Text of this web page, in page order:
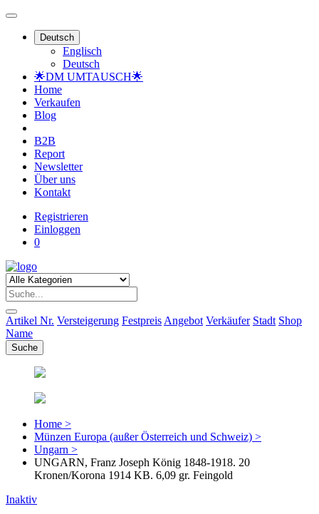
Deutsch
Englisch
Deutsch
🌟DM UMTAUSCH🌟
Home
Verkaufen
Blog
B2B
Report
Newsletter
Über uns
Kontakt
Registrieren
Einloggen
0
Artikel Nr. Versteigerung Festpreis Angebot Verkäufer Stadt Shop
Name
Home >
Münzen Europa (außer Österreich und Schweiz) >
Ungarn >
UNGARN, Franz Joseph König 1848-1918. 20
Kronen/Korona 1914 KB. 6,09 gr. Feingold
Inaktiv